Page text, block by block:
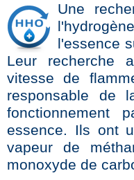
Une
l'essence
Leur recherche
vitesse de
responsable de
fonctionnement
essence. Ils ont
vapeur de
monoxyde de